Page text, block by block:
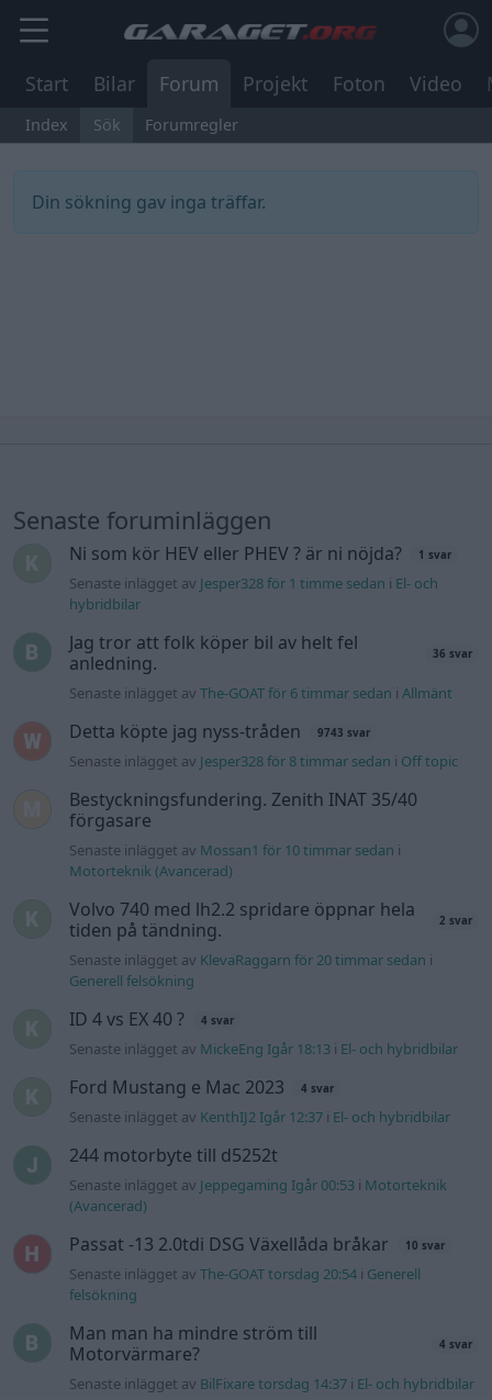
Start Bilar Forum Projekt Foton Video
Index Sök Forumregler
Din sökning gav inga träffar.
Senaste foruminläggen
Ni som kör HEV eller PHEV ? är ni nöjda? 1 svar
Senaste inlägget av Jesper328 för 1 timme sedan i El- och
hybridbilar
Jag tror att folk köper bil av helt fel
anledning.
36 svar
Senaste inlägget avThe-GOAT för 6 timmar sedan iAllmänt
Detta köpte jag nyss-tråden 9743 svar
Senaste inlägget av Jesper328 för 8 timmar sedan i Off topic
Bestyckningsfundering. Zenith INAT 35/40
förgasare
Senaste inlägget av Mossan1 för 10 timmar sedan i
Motorteknik (Avancerad)
Volvo 740 med lh2.2 spridare öppnar hela
tiden på tändning.
2 svar
Senaste inlägget av KlevaRaggarn för 20 timmar sedan i
Generell felsökning
ID 4 vs EX 40 ? 4 svar
Senaste inlägget av MickeEng Igår 18:13 i El- och hybridbilar
Ford Mustang e Mac 2023 4 svar
Senaste inlägget av KenthIJ2 Igår 12:37 i El- och hybridbilar
244 motorbyte till d5252t
Senaste inlägget av Jeppegaming Igår 00:53 i Motorteknik
(Avancerad)
Passat -13 2.0tdi DSG Växellåda bråkar 10 svar
Senaste inlägget avThe-GOAT torsdag 20:54 i Generell
felsökning
Man man ha mindre ström till
Motorvärmare?
4 svar
Senaste inlägget av BilFixare torsdag 14:37 i El- och hybridbilar